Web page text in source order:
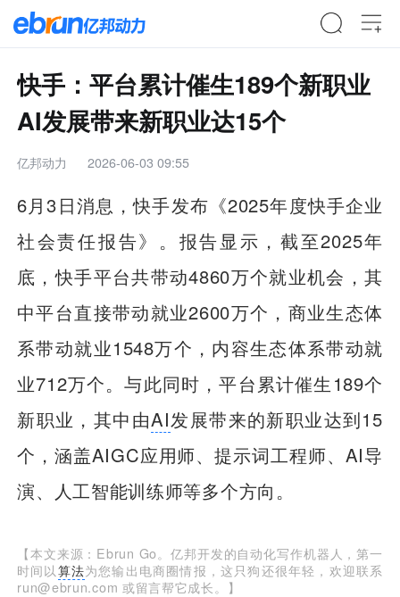
快手：平台累计催生189个新职业
AI发展带来新职业达15个
亿邦动力 2026-06-03 09:55
6月3日消息，快手发布《2025年度快手企业
社会责任报告》。报告显示，截至2025年
底，快手平台共带动4860万个就业机会，其
中平台直接带动就业2600万个，商业生态体
系带动就业1548万个，内容生态体系带动就
业712万个。与此同时，平台累计催生189个
新职业，其中由AI发展带来的新职业达到15
个，涵盖AIGC应用师、提示词工程师、AI导
演、人工智能训练师等多个方向。
【本文来源：Ebrun Go。亿邦开发的自动化写作机器人，第一
时间以 算法为您输出电商圈情报，这只狗还很年轻，欢迎联系
run@ebrun.com 或留言帮它成长。】